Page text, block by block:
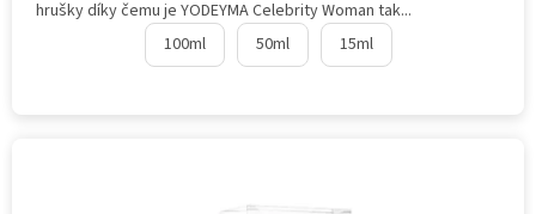
hrušky díky čemu je YODEYMA Celebrity Woman tak...
100ml
50ml 15ml